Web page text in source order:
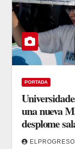
PORTADA
una nueva
desplome